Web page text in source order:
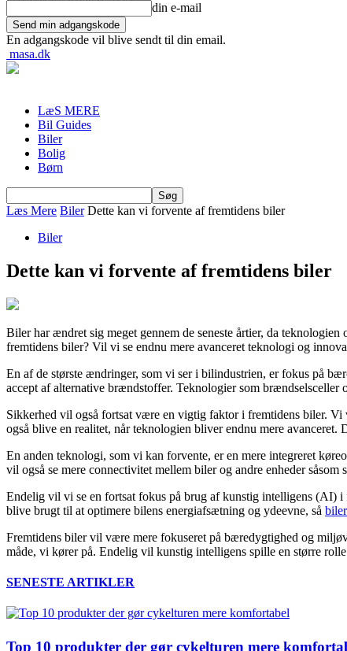
din e-mail
En adgangskode vil blive sendt til din email.
masa.dk
LæS MERE
Bil Guides
Biler
Bolig
Børn
Læs Mere Biler Dette kan vi forvente af fremtidens biler
Biler
Dette kan vi forvente af fremtidens biler
Biler har ændret sig meget gennem de seneste årtier, da
fremtidens biler? Vil vi se endnu mere avanceret teknologi og
En af de største ændringer, som vi ser i bilindustrien, er fokus på
accept af alternative brændstoffer. Teknologier som brændselsceller
Sikkerhed vil også fortsat være en vigtig faktor i fremtidens biler. Vi
også blive en realitet, når teknologien bliver endnu mere
En anden teknologi, som vi kan forvente, er en mere integreret
vil også se mere connectivitet mellem biler og andre enheder
Endelig vil vi se en fortsat fokus på brug af kunstig intelligens (AI)
blive brugt til at optimere bilens energiafsætning og ydeevne, så
Fremtidens biler vil være mere fokuseret på bæredygtighed og
måde, vi kører på. Endelig vil kunstig intelligens spille en større
SENESTE ARTIKLER
Top 10 produkter der gør cykelturen mere